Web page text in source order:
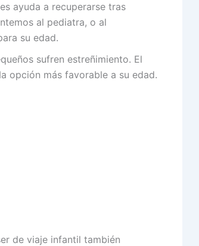
ayuda a recuperarse tras
al pediatra, o al
su edad.
sufren estreñimiento. El
opción más favorable a su edad.
de viaje infantil también